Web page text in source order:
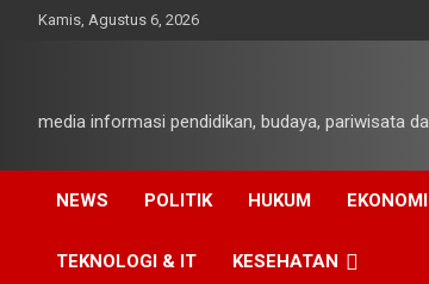
Kamis, Agustus 6, 2026
media informasi pendidikan, budaya, pariwisata
NEWS POLITIK HUKUM EKONOMI
TEKNOLOGI & IT KESEHATAN